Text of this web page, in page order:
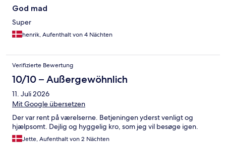
God mad
Super
henrik, Aufenthalt von 4 Nächten
Verifizierte Bewertung
10/10 – Außergewöhnlich
11. Juli 2026
Mit Google übersetzen
Der var rent på værelserne. Betjeningen yderst venligt og
hjælpsomt. Dejlig og hyggelig kro, som jeg vil besøge igen.
Jette, Aufenthalt von 2 Nächten